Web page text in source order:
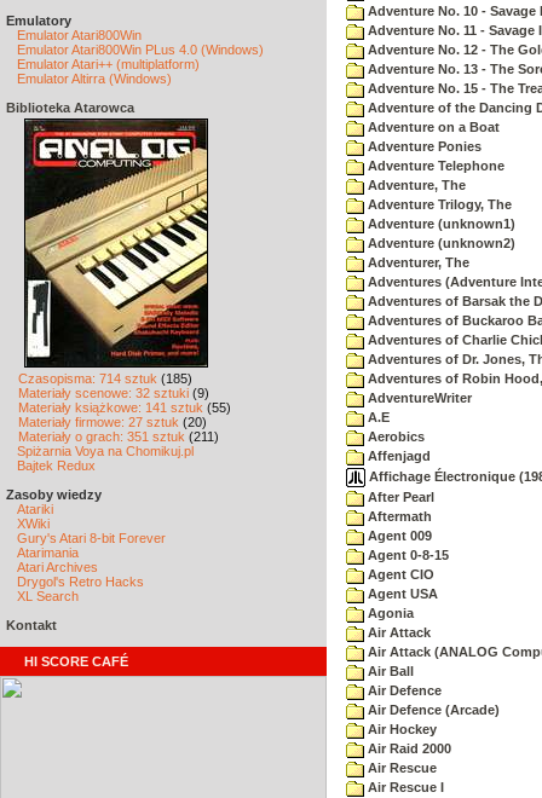
Emulatory
Emulator Atari800Win
Emulator Atari800Win PLus 4.0 (Windows)
Emulator Atari++ (multiplatform)
Emulator Altirra (Windows)
Biblioteka Atarowca
Czasopisma: 714 sztuk (185)
Materiały scenowe: 32 sztuki (9)
Materiały książkowe: 141 sztuk (55)
Materiały firmowe: 27 sztuk (20)
Materiały o grach: 351 sztuk (211)
Spiżarnia Voya na Chomikuj.pl
Bajtek Redux
Zasoby wiedzy
Atariki
XWiki
Gury's Atari 8-bit Forever
Atarimania
Atari Archives
Drygol's Retro Hacks
XL Search
Kontakt
HI SCORE CAFÉ
Adventure No. 10 - Savage
Adventure No. 11 - Savage
Adventure No. 12 - The
Adventure No. 13 - The
Adventure No. 15 - The
Adventure of the Dancing
Adventure on a Boat
Adventure Ponies
Adventure Telephone
Adventure, The
Adventure Trilogy, The
Adventure (unknown1)
Adventure (unknown2)
Adventurer, The
Adventures (Adventure
Adventures of Barsak the
Adventures of Buckaroo
Adventures of Charlie
Adventures of Dr. Jones,
Adventures of Robin
AdventureWriter
A.E
Aerobics
Affenjagd
Affichage Électronique
After Pearl
Aftermath
Agent 009
Agent 0-8-15
Agent CIO
Agent USA
Agonia
Air Attack
Air Attack (ANALOG
Air Ball
Air Defence
Air Defence (Arcade)
Air Hockey
Air Raid 2000
Air Rescue
Air Rescue I